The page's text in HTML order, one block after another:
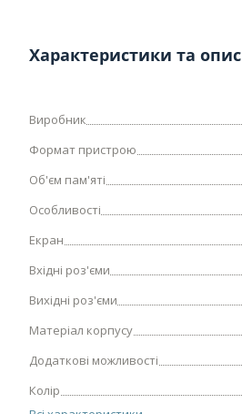
Характеристики та опис
Виробник
Формат пристрою
Об'єм пам'яті
Особливості
Екран
Вхідні роз'єми
Вихідні роз'єми
Матеріал корпусу
Додаткові можливості
Колір